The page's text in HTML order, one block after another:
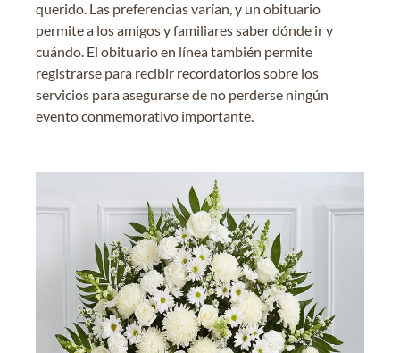
querido. Las preferencias varían, y un obituario
permite a los amigos y familiares saber dónde ir y
cuándo. El obituario en línea también permite
registrarse para recibir recordatorios sobre los
servicios para asegurarse de no perderse ningún
evento conmemorativo importante.